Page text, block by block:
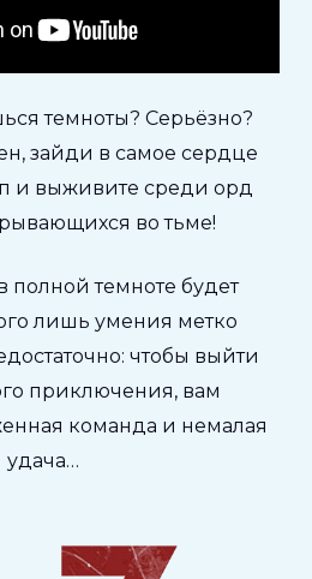
темноты? Серьёзно?
зайди в самое сердце
и выживите среди орд
во тьме!
полной темноте будет
лишь умения метко
чтобы выйти
приключения, вам
команда и немалая
удача…